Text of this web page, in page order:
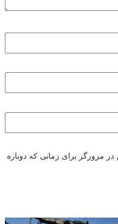
مرورگر برای زمانی که دوباره